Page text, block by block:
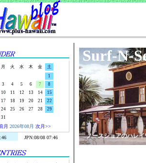
月 火 水 木 金
土
1
3 4 5 6 7
8
10 11 12 13 14
15
17 18 19 20 21
22
24 25 26 27 28
29
31
月 2026年08月 次月>>
Surf-N-
ノースショアのハレ